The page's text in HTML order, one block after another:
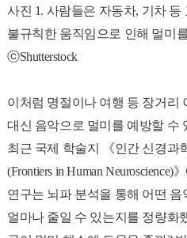
사진 1. 사람들은 자동차, 기차 등
불규칙한 움직임으로 인해 멀미
ⓒShutterstock
이처럼 명절이나 여행 등 장거리
대신 음악으로 멀미를 예방할 수
최근 국제 학술지 《인간 신경과
(Frontiers in Human Neuroscience)
연구는 뇌파 분석을 통해 어떤 음
얼마나 줄일 수 있는지를 정량화